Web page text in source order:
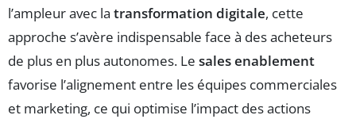
l’ampleur avec la transformation digitale, cette
approche s’avère indispensable face à des acheteurs
de plus en plus autonomes. Le sales enablement
favorise l’alignement entre les équipes commerciales
et marketing, ce qui optimise l’impact des actions